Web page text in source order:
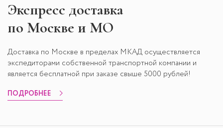
Экспресс доставка
по Москве и МО
Доставка по Москве в пределах МКАД осуществляется
экспедиторами собственной транспортной компании и
является бесплатной при заказе свыше 5000 рублей!
ПОДРОБНЕЕ